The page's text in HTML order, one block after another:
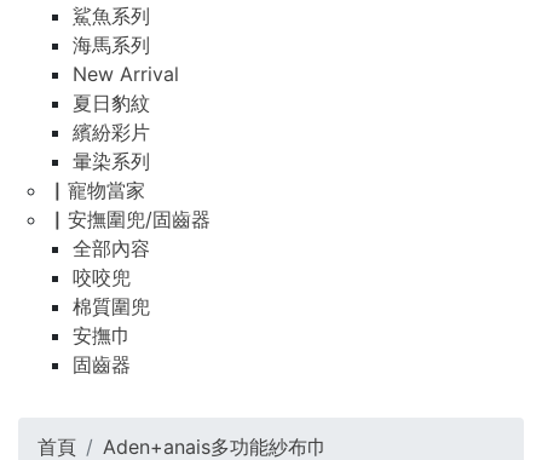
鯊魚系列
海馬系列
New Arrival
夏日豹紋
繽紛彩片
暈染系列
▏寵物當家
▏安撫圍兜/固齒器
全部內容
咬咬兜
棉質圍兜
安撫巾
固齒器
首頁
Aden+anais多功能紗布巾